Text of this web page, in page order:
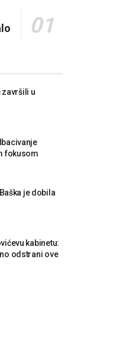
završili u
fokusom
je dobila
kabinetu:
odstrani ove